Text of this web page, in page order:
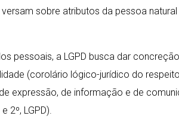
sobre atributos da pessoa
pessoais, a LGPD busca dar
(corolário lógico-jurídico do
expressão, de informação e de
2º, LGPD).